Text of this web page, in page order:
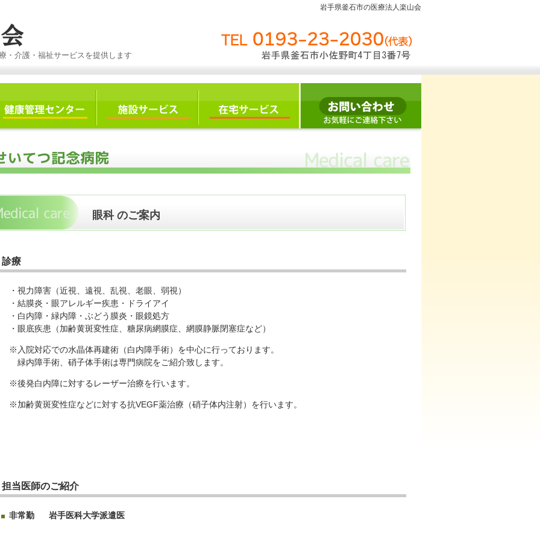
岩手県釜石市の医療法人楽山会
・介護・福祉サービスを提供します
眼科 のご案内
診療
・視力障害（近視、遠視、乱視、老眼、弱視）
・結膜炎・眼アレルギー疾患・ドライアイ
・白内障・緑内障・ぶどう膜炎・眼鏡処方
・眼底疾患（加齢黄斑変性症、糖尿病網膜症、網膜静脈閉塞症など）
※入院対応での水晶体再建術（白内障手術）を中心に行っております。
緑内障手術、硝子体手術は専門病院をご紹介致します。
※後発白内障に対するレーザー治療を行います。
※加齢黄斑変性症などに対する抗VEGF薬治療（硝子体内注射）を行います。
担当医師のご紹介
非常勤 岩手医科大学派遣医